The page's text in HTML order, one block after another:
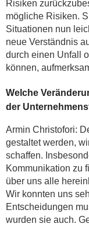
Risiken
mögliche Risiken.
Situationen nun
neue Verständnis
durch einen Unfall
können,
Welche
der
Armin Christofori:
gestaltet werden,
schaffen.
Kommunikation zu
über uns alle
Wir konnten uns
Entscheidungen
wurden sie auch.